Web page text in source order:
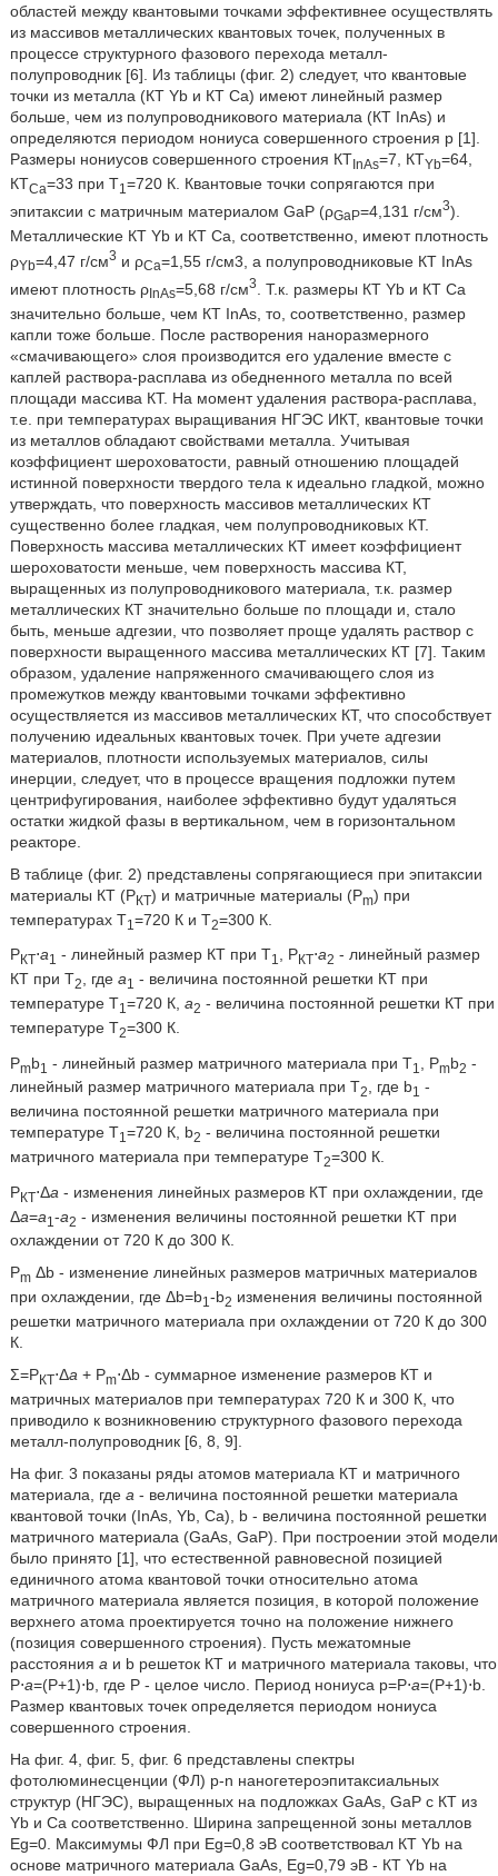
областей между квантовыми точками эффективнее осуществлять
из массивов металлических квантовых точек, полученных в
процессе структурного фазового перехода металл-
полупроводник [6]. Из таблицы (фиг. 2) следует, что квантовые
точки из металла (КТ Yb и КТ Са) имеют линейный размер
больше, чем из полупроводникового материала (КТ InAs) и
определяются периодом нониуса совершенного строения р [1].
Размеры нониусов совершенного строения КTInAs=7, КТYb=64,
КТCa=33 при T1 =720 К. Квантовые точки сопрягаются при
эпитаксии с матричным материалом GaP (ρGaP=4,131 г/см3).
Металлические КТ Yb и КТ Са, соответственно, имеют плотность
ρYb=4,47 г/см3 и ρCa=1,55 г/см3, а полупроводниковые КТ InAs
имеют плотность ρInAs=5,68 г/см3
. Т.к. размеры КТ Yb и КТ Са
значительно больше, чем КТ InAs, то, соответственно, размер
капли тоже больше. После растворения наноразмерного
«смачивающего» слоя производится его удаление вместе с
каплей раствора-расплава из обедненного металла по всей
площади массива КТ. На момент удаления раствора-расплава,
т.е. при температурах выращивания НГЭС ИКТ, квантовые точки
из металлов обладают свойствами металла. Учитывая
коэффициент шероховатости, равный отношению площадей
истинной поверхности твердого тела к идеально гладкой, можно
утверждать, что поверхность массивов металлических КТ
существенно более гладкая, чем полупроводниковых КТ.
Поверхность массива металлических КТ имеет коэффициент
шероховатости меньше, чем поверхность массива КТ,
выращенных из полупроводникового материала, т.к. размер
металлических КТ значительно больше по площади и, стало
быть, меньше адгезии, что позволяет проще удалять раствор с
поверхности выращенного массива металлических КТ [7]. Таким
образом, удаление напряженного смачивающего слоя из
промежутков между квантовыми точками эффективно
осуществляется из массивов металлических КТ, что способствует
получению идеальных квантовых точек. При учете адгезии
материалов, плотности используемых материалов, силы
инерции, следует, что в процессе вращения подложки путем
центрифугирования, наиболее эффективно будут удаляться
остатки жидкой фазы в вертикальном, чем в горизонтальном
реакторе.
В таблице (фиг. 2) представлены сопрягающиеся при эпитаксии
материалы КТ (РКТ) и матричные материалы (Pm) при
температурах T1 =720 К и Т2=300 К.
РКТ⋅a1 - линейный размер КТ при T1 , РКТ⋅a2 - линейный размер
КТ при Т2 , где a1 - величина постоянной решетки КТ при
температуре T1 =720 К, а2 - величина постоянной решетки КТ при
температуре Т2=300 К.
Pmb1 - линейный размер матричного материала при T1 , Pmb2 -
линейный размер матричного материала при Т2, где b1
-
величина постоянной решетки матричного материала при
температуре T1 =720 К, b2 - величина постоянной решетки
матричного материала при температуре Т2=300 К.
РКТ⋅Δа - изменения линейных размеров КТ при охлаждении, где
Δа=а1 -а2 - изменения величины постоянной решетки КТ при
охлаждении от 720 К до 300 К.
PmΔb - изменение линейных размеров матричных материалов
при охлаждении, где Δb=b1 -b2 изменения величины постоянной
решетки матричного материала при охлаждении от 720 К до 300
К.
Σ=РКТ⋅Δа + Pm⋅Δb - суммарное изменение размеров КТ и
матричных материалов при температурах 720 К и 300 К, что
приводило к возникновению структурного фазового перехода
металл-полупроводник [6, 8, 9].
На фиг. 3 показаны ряды атомов материала КТ и матричного
материала, где а - величина постоянной решетки материала
квантовой точки (InAs, Yb, Са), b - величина постоянной решетки
матричного материала (GaAs, GaP). При построении этой модели
было принято [1], что естественной равновесной позицией
единичного атома квантовой точки относительно атома
матричного материала является позиция, в которой положение
верхнего атома проектируется точно на положение нижнего
(позиция совершенного строения). Пусть межатомные
расстояния а и b решеток КТ и матричного материала таковы, что
Р⋅а=(Р+1)⋅b, где Р - целое число. Период нониуса р=Р⋅а=(P+1)⋅b.
Размер квантовых точек определяется периодом нониуса
совершенного строения.
На фиг. 4, фиг. 5, фиг. 6 представлены спектры
фотолюминесценции (ФЛ) р-n наногетероэпитаксиальных
структур (НГЭС), выращенных на подложках GaAs, GaP с КТ из
Yb и Са соответственно. Ширина запрещенной зоны металлов
Eg=0. Максимумы ФЛ при Eg=0,8 эВ соответствовал КТ Yb на
основе матричного материала GaAs, Eg=0,79 эВ - КТ Yb на